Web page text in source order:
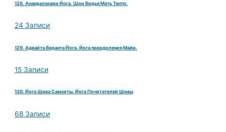
128. Анандалахари Йога. Шри Видья Мать Тантр.
24 Записи
129. Адвайта Веданта Йога. Йога преодоления Майи.
15 Записи
130. Йога Шива Самхиты. Йога Почитателей Шивы
68 Записи